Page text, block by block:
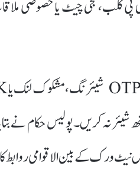
پی کلب، نجی چیٹ یا خصوصی
نہ کریں۔پولیس حکام نے
کے بین الاقوامی روابط کا